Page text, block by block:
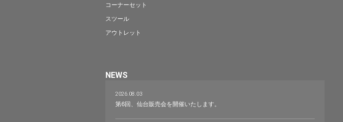
コーナーセット
スツール
アウトレット
NEWS
2026.08.03
第6回、仙台販売会を開催いたします。